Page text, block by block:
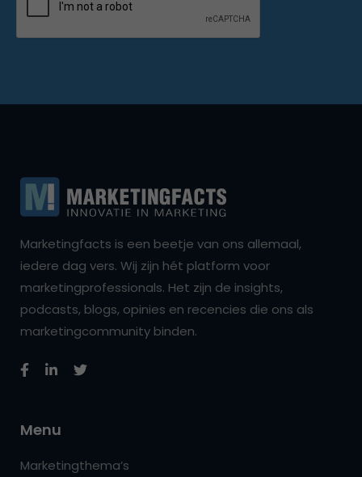
Marketingfacts is een beetje van ons allemaal,
iedere dag vers. Wij zijn hét platform voor
marketingprofessionals. Het zijn de insights,
podcasts, blogs, opinies en recencies die ons als
marketingcommunity binden.
Menu
Marketingthema’s